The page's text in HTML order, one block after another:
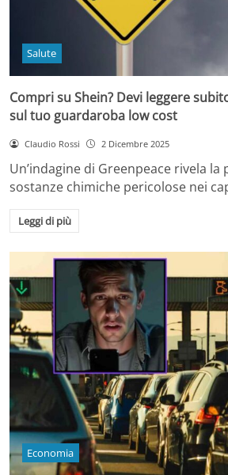
Salute
Compri su Shein? Devi leggere
sul tuo guardaroba low cost
Claudio Rossi 2 Dicembre 2025
Un’indagine di Greenpeace rivela
sostanze chimiche pericolose nei
Leggi di più
Economia